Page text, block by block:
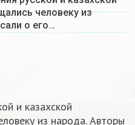
человеку из
о его…
и казахской
из народа. Авторы